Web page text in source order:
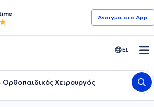
Άνοιγμα στο App
EL
Ορθοπαιδικός Χειρουργός